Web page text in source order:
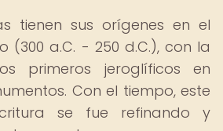
tienen sus orígenes en el
(300 a.C. - 250 d.C.), con la
primeros jeroglíficos en
Con el tiempo, este
se fue refinando y